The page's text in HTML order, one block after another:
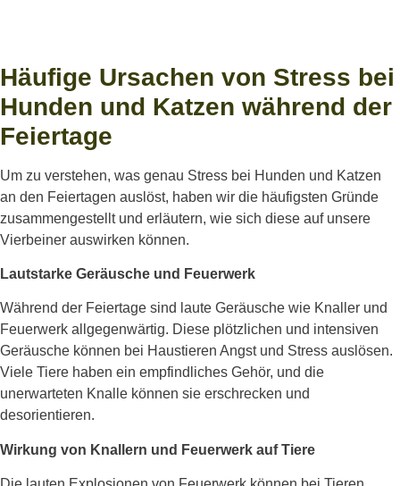
Häufige Ursachen von Stress bei
Hunden und Katzen während der
Feiertage
Um zu verstehen, was genau Stress bei Hunden und Katzen
an den Feiertagen auslöst, haben wir die häufigsten Gründe
zusammengestellt und erläutern, wie sich diese auf unsere
Vierbeiner auswirken können.
Lautstarke Geräusche und Feuerwerk
Während der Feiertage sind laute Geräusche wie Knaller und
Feuerwerk allgegenwärtig. Diese plötzlichen und intensiven
Geräusche können bei Haustieren Angst und Stress auslösen.
Viele Tiere haben ein empfindliches Gehör, und die
unerwarteten Knalle können sie erschrecken und
desorientieren.
Wirkung von Knallern und Feuerwerk auf Tiere